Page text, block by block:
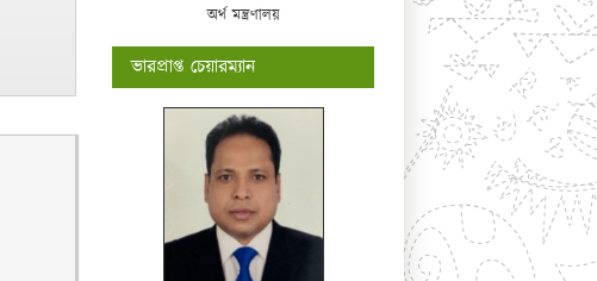
অর্থ মন্ত্রণালয়
ভারপ্রাপ্ত চেয়ারম্যান